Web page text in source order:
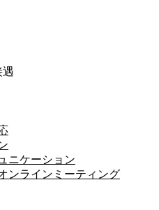
遇
ニケーション
ンラインミーティング